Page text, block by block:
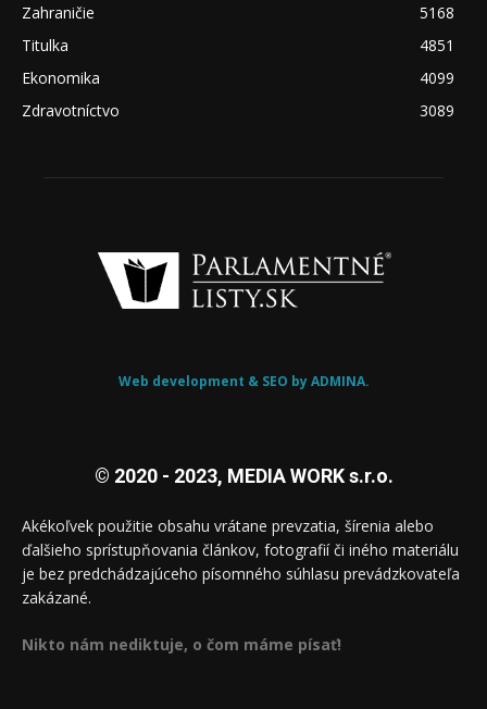
Zahraničie
5168
Titulka
4851
Ekonomika
4099
Zdravotníctvo
3089
Web development & SEO by ADMINA.
© 2020 - 2023, MEDIA WORK s.r.o.
Akékoľvek použitie obsahu vrátane prevzatia, šírenia alebo
ďalšieho sprístupňovania článkov, fotografií či iného materiálu
je bez predchádzajúceho písomného súhlasu prevádzkovateľa
zakázané.
Nikto nám nediktuje, o čom máme písať!